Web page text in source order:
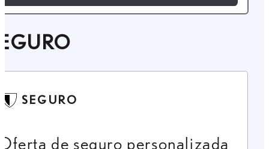
SEGURO
de seguro personalizada